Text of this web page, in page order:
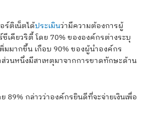
ติเน็ตได้ประเมินว่ามีความต้องการผู้
เคียวริตี้ โดย 70% ขององค์กรต่างระบุ
มมากขึ้น เกือบ 90% ของผู้นำองค์กร
วนหนึ่งมีสาเหตุมาจากการขาดทักษะด้าน
กล่าวว่าองค์กรยินดีที่จะจ่ายเงินเพื่อ